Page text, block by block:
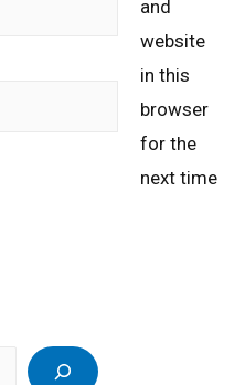
and
website
in this
browser
for the
next time